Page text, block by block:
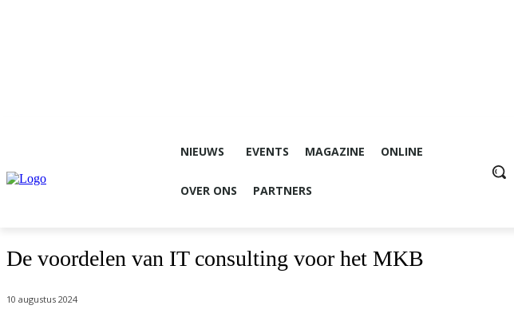
NIEUWS EVENTS MAGAZINE ONLINE
OVER ONS PARTNERS
De voordelen van IT consulting voor het MKB
10 augustus 2024